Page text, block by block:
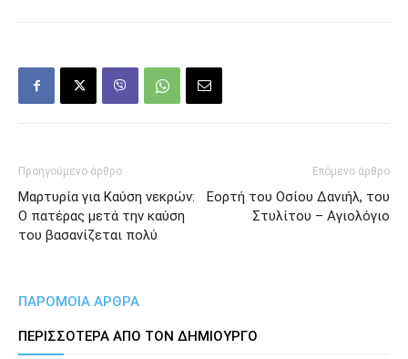
Προηγούμενο άρθρο
Μαρτυρία για Καύση νεκρών:
Ο πατέρας μετά την καύση
του βασανίζεται πολύ
Επόμενο άρθρο
Εορτή του Οσίου Δανιήλ, του
Στυλίτου – Αγιολόγιο
ΠΑΡΟΜΟΙΑ ΑΡΘΡΑ
ΠΕΡΙΣΣΟΤΕΡΑ ΑΠΟ ΤΟΝ ΔΗΜΙΟΥΡΓΟ